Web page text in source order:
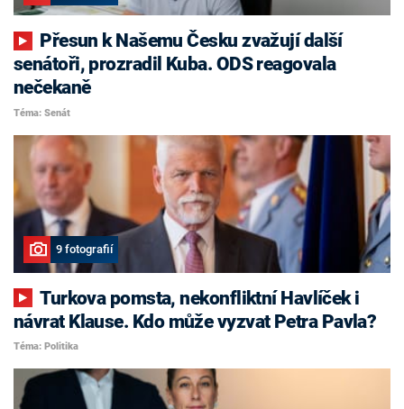
senátoři, prozradil Kuba. ODS reagovala
nečekaně
Téma: Senát
9 fotografií
Turkova pomsta, nekonfliktní Havlíček i
návrat Klause. Kdo může vyzvat Petra Pavla?
Téma: Politika